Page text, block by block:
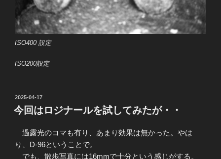
ISO400 設定
ISO200設定
投
稿
日:
2025-04-17
今回はロジナールを試してみたが・・
過露光のコマも有り、あまり効果は無かった。やは
り、D-96ということで。
でも、散歩写真には16mmで十分という感じがする。